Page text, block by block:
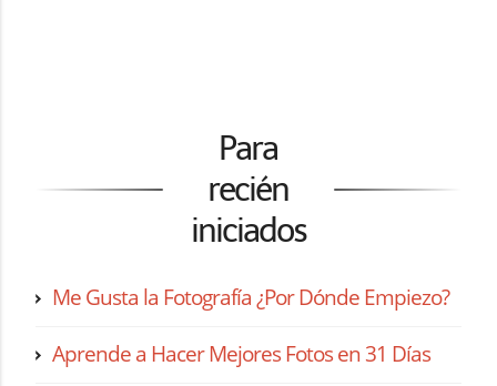
Para
recién
iniciados
Me Gusta la Fotografía ¿Por Dónde Empiezo?
Aprende a Hacer Mejores Fotos en 31 Días